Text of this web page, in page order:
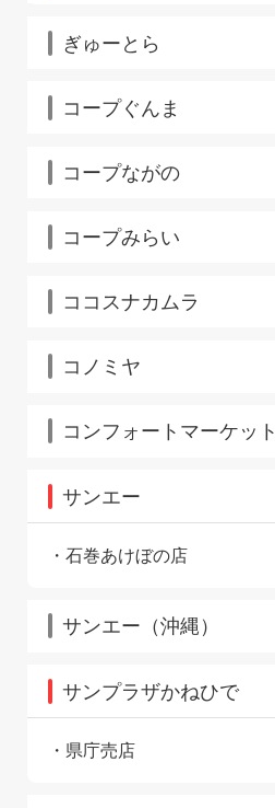
ぎゅーとら
コープぐんま
コープながの
コープみらい
ココスナカムラ
コノミヤ
コンフォートマーケット
サンエー
石巻あけぼの店
サンエー（沖縄）
サンプラザかねひで
県庁売店